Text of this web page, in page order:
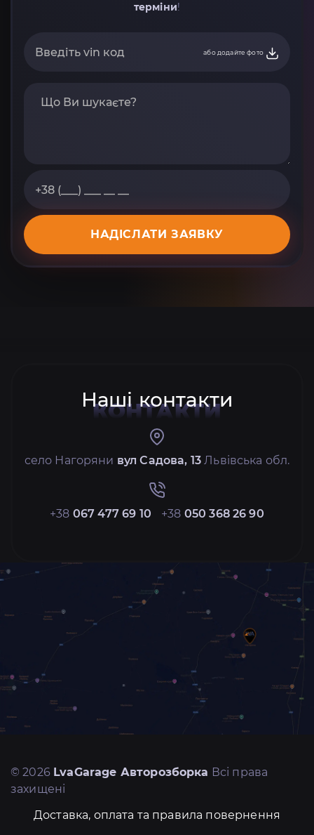
терміни!
або додайте фото
НАДІСЛАТИ ЗАЯВКУ
Наші контакти
КОНТАКТИ
село Нагоряни вул Садова, 13 Львівська обл.
+38 067 477 69 10 +38 050 368 26 90
© 2026 LvaGarage Авторозборка Всі права
захищені
Доставка, оплата та правила повернення